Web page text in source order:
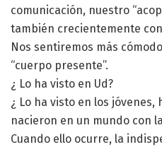
comunicación, nuestro
también crecientemente
Nos sentiremos más
“cuerpo presente”.
¿ Lo ha visto en Ud?
¿ Lo ha visto en los jóvenes,
nacieron en un mundo con
Cuando ello ocurre, la